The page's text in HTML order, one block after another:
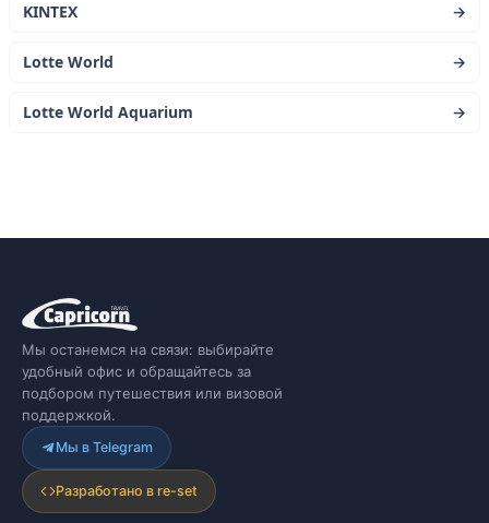
KINTEX →
Lotte World →
Lotte World Aquarium →
Мы останемся на связи: выбирайте
удобный офис и обращайтесь за
подбором путешествия или визовой
поддержкой.
Мы в Telegram
Разработано в re-set